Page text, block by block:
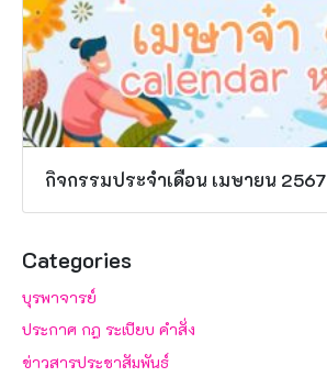
กิจกรรมประจำเดือน เมษายน 2567
Categories
บุรพาจารย์
ประกาศ กฎ ระเบียบ คำสั่ง
ข่าวสารประชาสัมพันธ์